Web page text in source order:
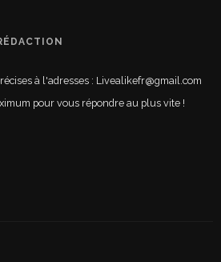
à l'adresses : Livealikefr@gmail.com
pour vous répondre au plus vite !